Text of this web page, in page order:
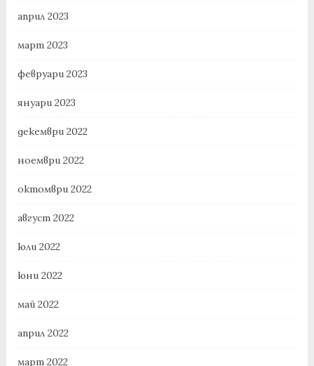
април 2023
март 2023
февруари 2023
януари 2023
декември 2022
ноември 2022
октомври 2022
август 2022
юли 2022
юни 2022
май 2022
април 2022
март 2022